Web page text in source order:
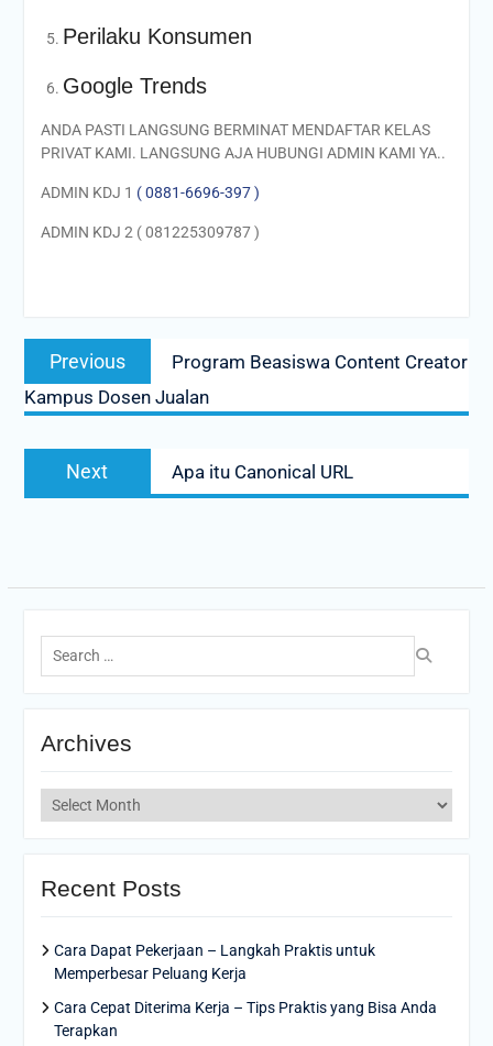
Perilaku Konsumen
Google Trends
ANDA PASTI LANGSUNG BERMINAT MENDAFTAR KELAS
PRIVAT KAMI. LANGSUNG AJA HUBUNGI ADMIN KAMI YA..
ADMIN KDJ 1 ( 0881-6696-397 )
ADMIN KDJ 2 ( 081225309787 )
Post
navigation
Previous
post:
Program Beasiswa Content Creator
Kampus Dosen Jualan
Next
post:
Apa itu Canonical URL
Search
for:
Archives
Archives
Recent Posts
Cara Dapat Pekerjaan – Langkah Praktis untuk
Memperbesar Peluang Kerja
Cara Cepat Diterima Kerja – Tips Praktis yang Bisa Anda
Terapkan